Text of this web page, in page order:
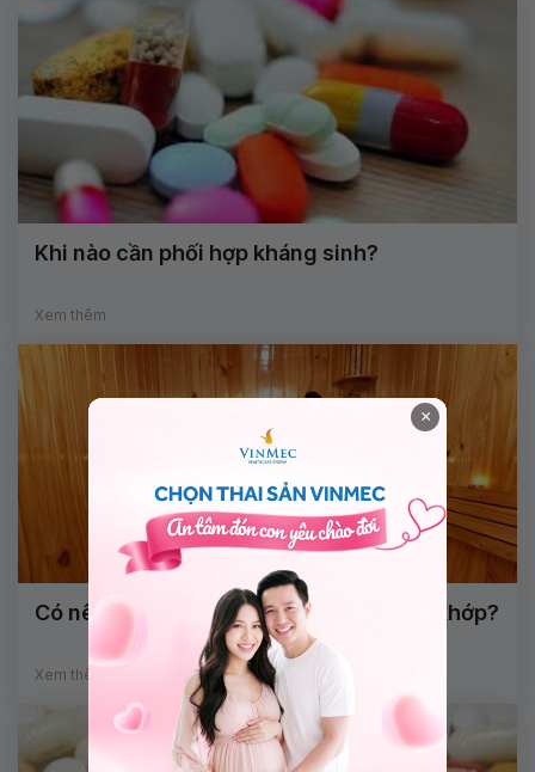
Khi nào cần phối hợp kháng sinh?
Xem thêm
Có nên xông hơi giảm đau nhức xương khớp?
Xem thêm
×